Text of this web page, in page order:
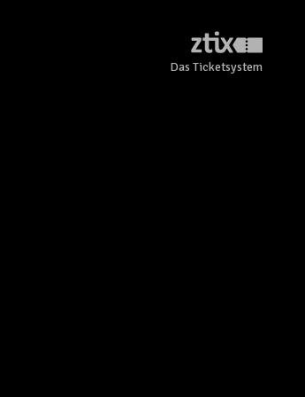
Das Ticketsystem